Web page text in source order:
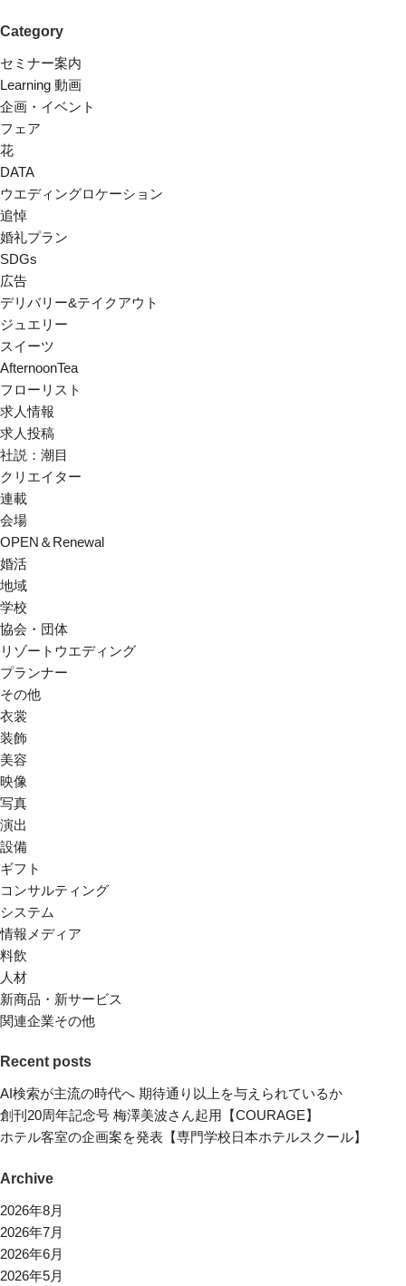
Category
セミナー案内
Learning 動画
企画・イベント
フェア
花
DATA
ウエディングロケーション
追悼
婚礼プラン
SDGs
広告
デリバリー&テイクアウト
ジュエリー
スイーツ
AfternoonTea
フローリスト
求人情報
求人投稿
社説：潮目
クリエイター
連載
会場
OPEN＆Renewal
婚活
地域
学校
協会・団体
リゾートウエディング
プランナー
その他
衣裳
装飾
美容
映像
写真
演出
設備
ギフト
コンサルティング
システム
情報メディア
料飲
人材
新商品・新サービス
関連企業その他
Recent posts
AI検索が主流の時代へ 期待通り以上を与えられているか
創刊20周年記念号 梅澤美波さん起用【COURAGE】
ホテル客室の企画案を発表【専門学校日本ホテルスクール】
Archive
2026年8月
2026年7月
2026年6月
2026年5月